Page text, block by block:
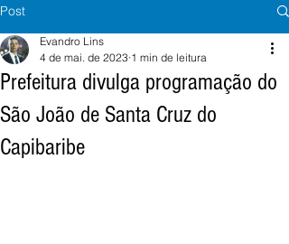
Post
Prefeitura divulga programação do
São João de Santa Cruz do
Capibaribe
Evandro Lins
4 de mai. de 2023 1 min de leitura